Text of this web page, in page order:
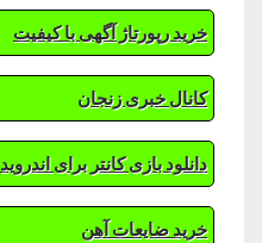
خرید رپورتاژ آگهی با کیفیت
کانال خبری زنجان
دانلود بازی کانتر برای اندروید
خرید ضایعات آهن